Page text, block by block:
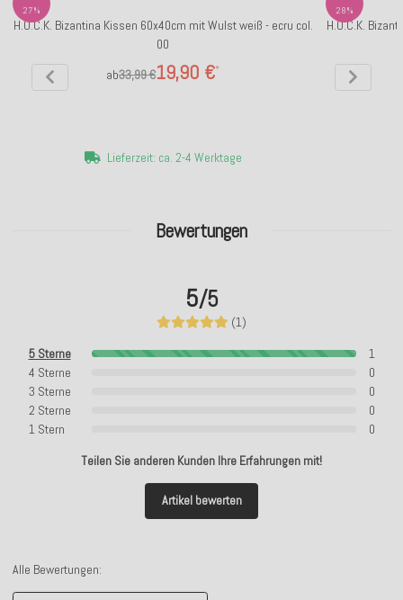
Bewertungen
5/5
(1)
5 Sterne
1
4 Sterne
0
3 Sterne
0
2 Sterne
0
1 Stern
0
Teilen Sie anderen Kunden Ihre Erfahrungen mit!
Artikel bewerten
Alle Bewertungen:
27%
H.O.C.K. Bizantina Kissen 60x40cm mit Wulst weiß - ecru col.
00
ab
19,90 €*
33,99 €
Lieferzeit: ca. 2-4 Werktage
28%
H.O.C.K.